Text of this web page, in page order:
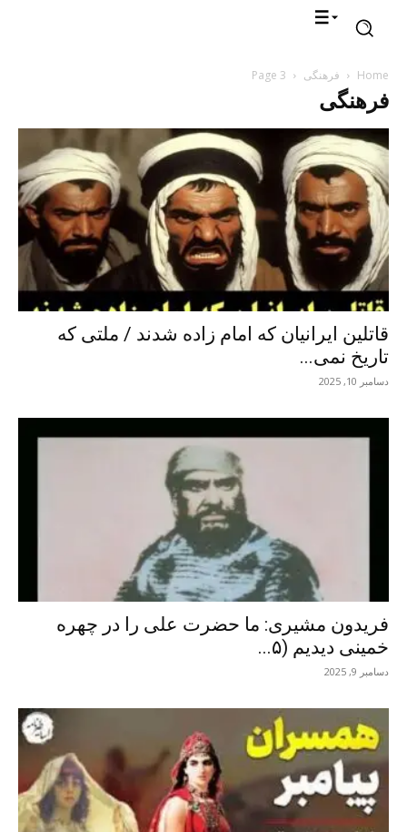
Home فرهنگی Page 3
فرهنگی
قاتلین ایرانیان که امام زاده شدند / ملتی که
تاریخ نمی...
دسامبر 10, 2025
فریدون مشیری: ما حضرت علی را در چهره
خمینی دیدیم (۵...
دسامبر 9, 2025